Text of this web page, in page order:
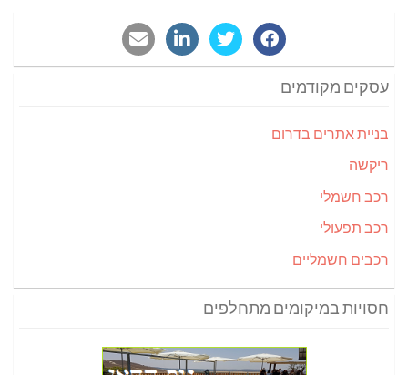
עסקים מקודמים
בניית אתרים בדרום
ריקשה
רכב חשמלי
רכב תפעולי
רכבים חשמליים
חסויות במיקומים מתחלפים